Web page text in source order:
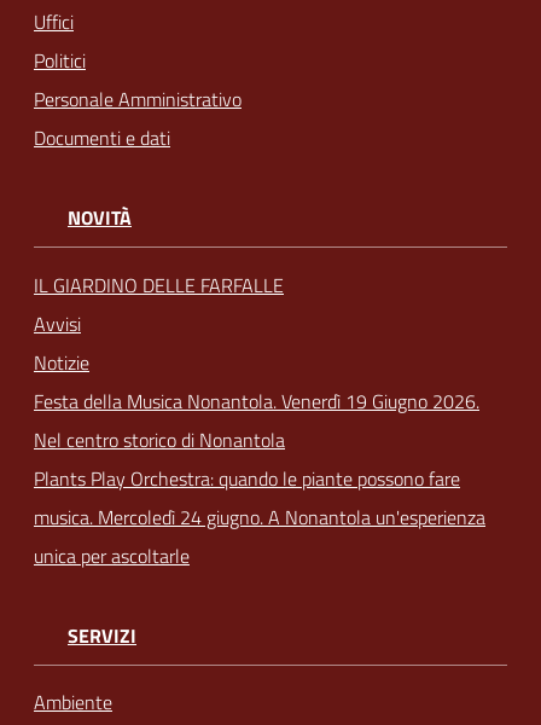
Uffici
Politici
Personale Amministrativo
Documenti e dati
NOVITÀ
IL GIARDINO DELLE FARFALLE
Avvisi
Notizie
Festa della Musica Nonantola. Venerdì 19 Giugno 2026.
Nel centro storico di Nonantola
Plants Play Orchestra: quando le piante possono fare
musica. Mercoledì 24 giugno. A Nonantola un'esperienza
unica per ascoltarle
SERVIZI
Ambiente